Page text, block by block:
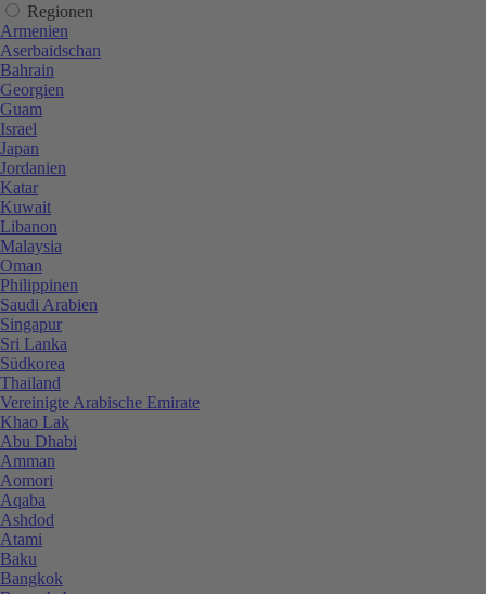
Regionen
Armenien
Aserbaidschan
Bahrain
Georgien
Guam
Israel
Japan
Jordanien
Katar
Kuwait
Libanon
Malaysia
Oman
Philippinen
Saudi Arabien
Singapur
Sri Lanka
Südkorea
Thailand
Vereinigte Arabische Emirate
Khao Lak
Abu Dhabi
Amman
Aomori
Aqaba
Ashdod
Atami
Baku
Bangkok